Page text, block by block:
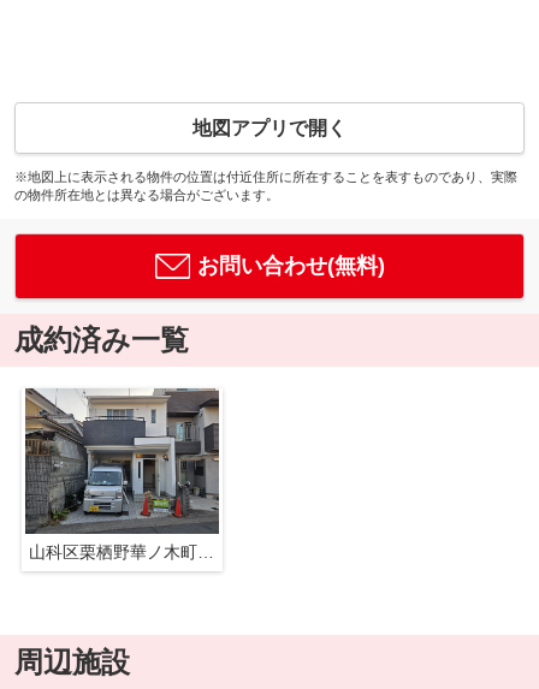
地図アプリで開く
※地図上に表示される物件の位置は付近住所に所在することを表すものであり、実際
の物件所在地とは異なる場合がございます。
お問い合わせ(無料)
成約済み一覧
山科区栗栖野華ノ木町 中古戸建
周辺施設